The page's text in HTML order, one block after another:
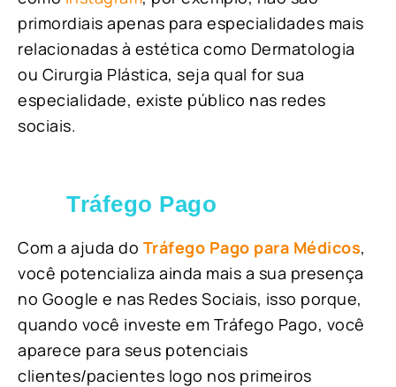
primordiais apenas para especialidades mais
relacionadas à estética como Dermatologia
ou Cirurgia Plástica, seja qual for sua
especialidade, existe público nas redes
sociais.
Tráfego Pago
Com a ajuda do Tráfego Pago para Médicos,
você potencializa ainda mais a sua presença
no Google e nas Redes Sociais, isso porque,
quando você investe em Tráfego Pago, você
aparece para seus potenciais
clientes/pacientes logo nos primeiros